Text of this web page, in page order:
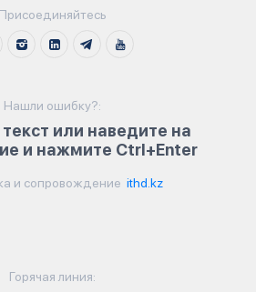
Присоединяйтесь
Нашли ошибку?:
или наведите на
и нажмите Ctrl+Enter
и сопровождение ithd.kz
Горячая линия: